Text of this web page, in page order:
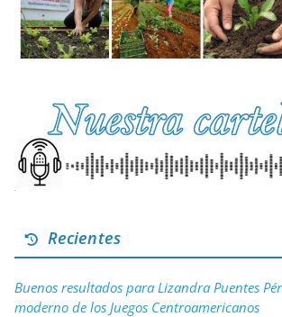
Recientes
Buenos resultados para Lizandra Puentes
moderno de los Juegos Centroamericanos